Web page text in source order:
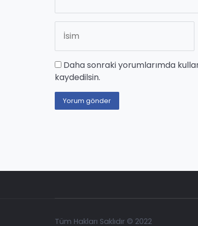
Daha sonraki yorumlarımda
kaydedilsin.
Tüm Hakları Saklıdır © 2022